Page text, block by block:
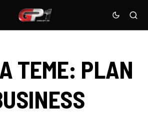
TEME: PLAN